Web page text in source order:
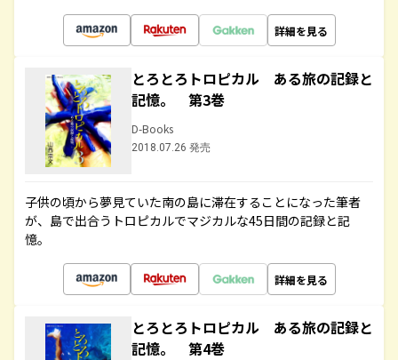
詳細を見る
とろとろトロピカル ある旅の記録と
記憶。 第3巻
D-Books
2018.07.26 発売
子供の頃から夢見ていた南の島に滞在することになった筆者
が、島で出合うトロピカルでマジカルな45日間の記録と記
憶。
詳細を見る
とろとろトロピカル ある旅の記録と
記憶。 第4巻